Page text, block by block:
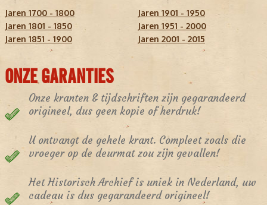
Jaren 1700 - 1800
Jaren 1801 - 1850
Jaren 1851 - 1900
Jaren 1901 - 1950
Jaren 1951 - 2000
Jaren 2001 - 2015
ONZE GARANTIES
Onze kranten & tijdschriften zijn gegarandeerd
origineel, dus geen kopie of herdruk!
U ontvangt de gehele krant. Compleet zoals die
vroeger op de deurmat zou zijn gevallen!
Het Historisch Archief is uniek in Nederland, uw
cadeau is dus gegarandeerd origineel!